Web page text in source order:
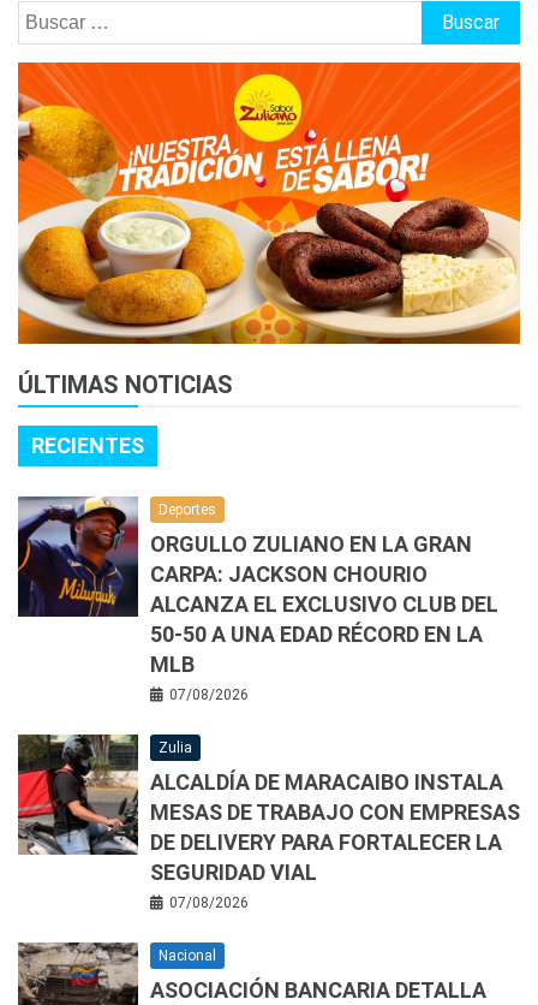
Buscar:
ÚLTIMAS NOTICIAS
RECIENTES
Deportes
ORGULLO ZULIANO EN LA GRAN
CARPA: JACKSON CHOURIO
ALCANZA EL EXCLUSIVO CLUB DEL
50-50 A UNA EDAD RÉCORD EN LA
MLB
07/08/2026
Zulia
ALCALDÍA DE MARACAIBO INSTALA
MESAS DE TRABAJO CON EMPRESAS
DE DELIVERY PARA FORTALECER LA
SEGURIDAD VIAL
07/08/2026
Nacional
ASOCIACIÓN BANCARIA DETALLA